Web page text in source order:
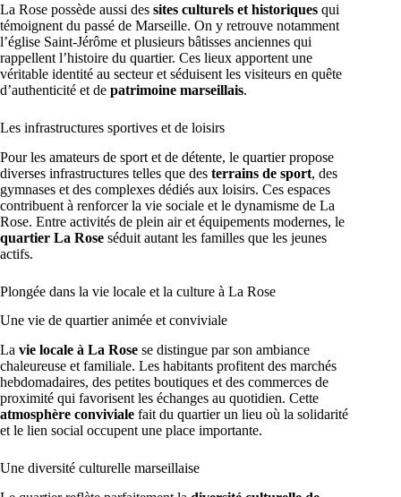
La Rose possède aussi des sites culturels et historiques qui
témoignent du passé de Marseille. On y retrouve notamment
l’église Saint-Jérôme et plusieurs bâtisses anciennes qui
rappellent l’histoire du quartier. Ces lieux apportent une
véritable identité au secteur et séduisent les visiteurs en quête
d’authenticité et de patrimoine marseillais.
Les infrastructures sportives et de loisirs
Pour les amateurs de sport et de détente, le quartier propose
diverses infrastructures telles que des terrains de sport, des
gymnases et des complexes dédiés aux loisirs. Ces espaces
contribuent à renforcer la vie sociale et le dynamisme de La
Rose. Entre activités de plein air et équipements modernes, le
quartier La Rose séduit autant les familles que les jeunes
actifs.
Plongée dans la vie locale et la culture à La Rose
Une vie de quartier animée et conviviale
La vie locale à La Rose se distingue par son ambiance
chaleureuse et familiale. Les habitants profitent des marchés
hebdomadaires, des petites boutiques et des commerces de
proximité qui favorisent les échanges au quotidien. Cette
atmosphère conviviale fait du quartier un lieu où la solidarité
et le lien social occupent une place importante.
Une diversité culturelle marseillaise